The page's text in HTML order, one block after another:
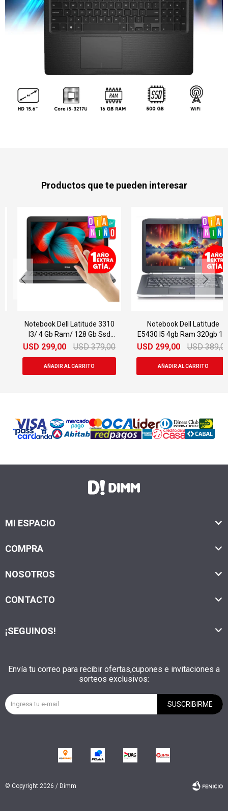
Productos que te pueden interesar
Notebook Dell Latitude 3310
I3/ 4 Gb Ram/ 128 Gb Ssd
Táctil
USD 299,00 USD 379,00
Notebook Dell Latitude
E5430 I5 4gb Ram 320gb 14"
USD 299,00 USD 389,00
MI ESPACIO
COMPRA
NOSOTROS
CONTACTO
Envía tu correo para recibir ofertas,cupones e invitaciones a
sorteos exclusivos:
SUSCRIBIRME
¡SEGUINOS!
© Copyright 2026 / Dimm